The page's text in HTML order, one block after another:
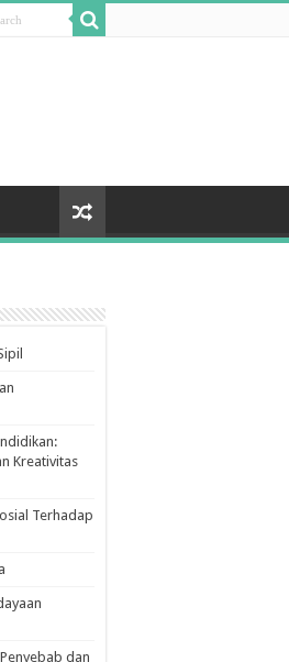
Kreativitas
Terhadap
dan